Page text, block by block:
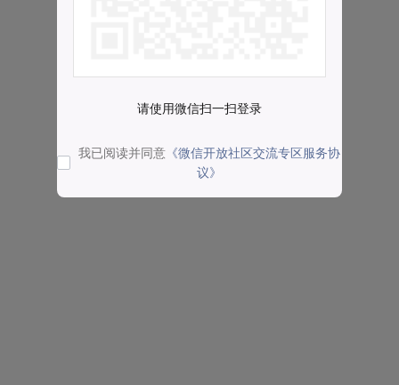
请使用微信扫一扫登录
我已阅读并同意 《微信开放社区交流专区服务协
议》